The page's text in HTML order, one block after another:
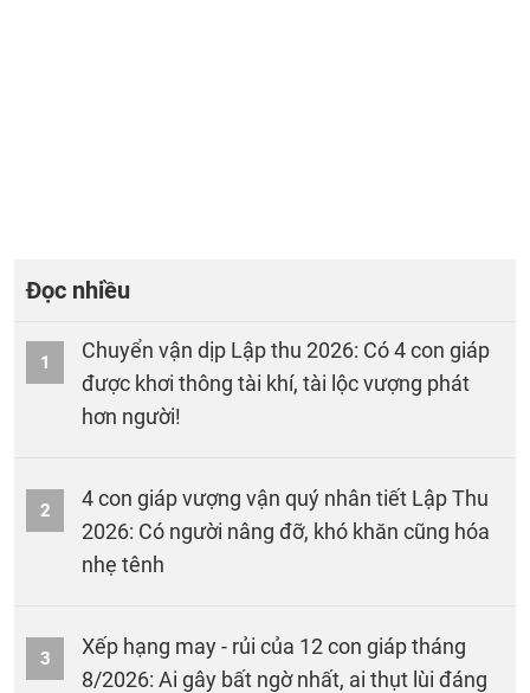
Đọc nhiều
1
Chuyển vận dịp Lập thu 2026: Có 4 con giáp
được khơi thông tài khí, tài lộc vượng phát
hơn người!
2
4 con giáp vượng vận quý nhân tiết Lập Thu
2026: Có người nâng đỡ, khó khăn cũng hóa
nhẹ tênh
3
Xếp hạng may - rủi của 12 con giáp tháng
8/2026: Ai gây bất ngờ nhất, ai thụt lùi đáng